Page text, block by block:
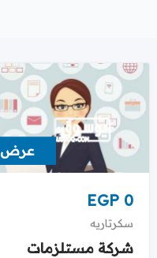
عرض
EGP 0
سكرتاريه
شركة مستلزمات